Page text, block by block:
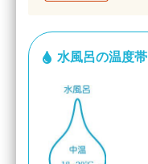
水風呂の温度帯